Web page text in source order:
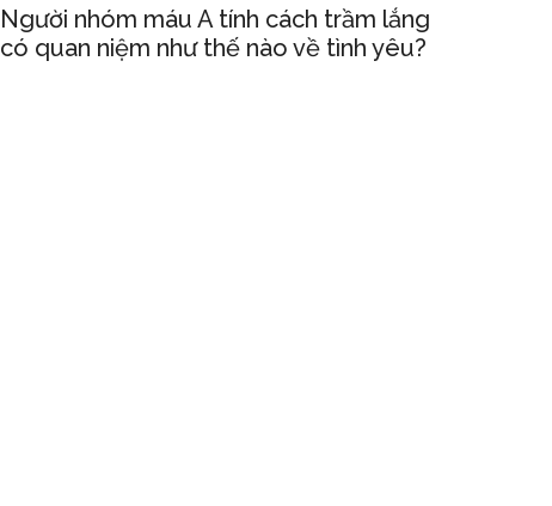
Người nhóm máu A tính cách trầm lắng
có quan niệm như thế nào về tình yêu?